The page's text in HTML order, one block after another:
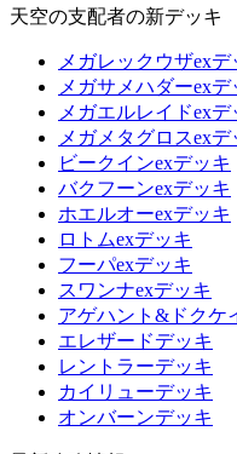
天空の支配者の新デッキ
メガレックウザexデ
メガサメハダーexデ
メガエルレイドexデ
メガメタグロスexデ
ビークインexデッキ
バクフーンexデッキ
ホエルオーexデッキ
ロトムexデッキ
フーパexデッキ
スワンナexデッキ
アゲハント&ドクケ
エレザードデッキ
レントラーデッキ
カイリューデッキ
オンバーンデッキ